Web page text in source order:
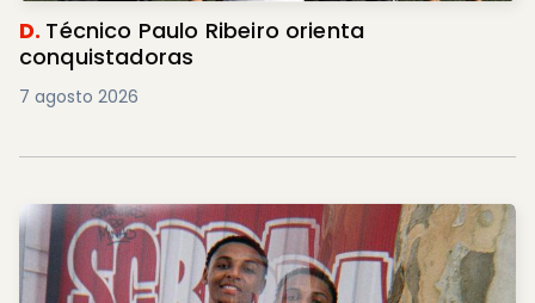
D. Técnico Paulo Ribeiro orienta
conquistadoras
7 agosto 2026